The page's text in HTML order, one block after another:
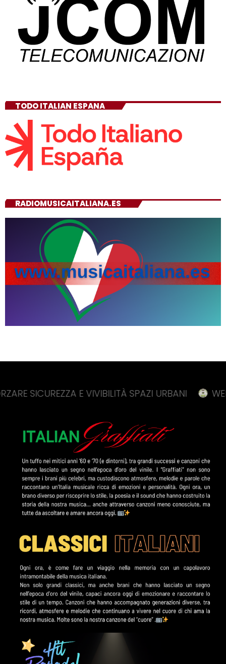
TODO ITALIAN ESPANA
RADIOMUSICAITALIANA.ES
E VIVIBILITÀ SPAZI URBANI WEBUILD,